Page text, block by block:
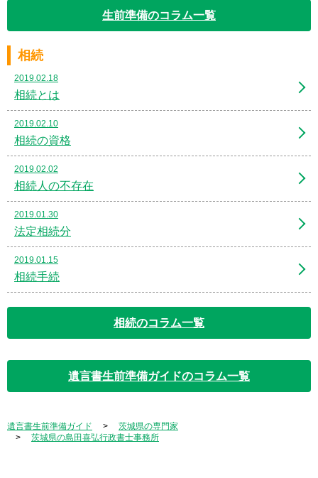
生前準備のコラム一覧
相続
2019.02.18
相続とは
2019.02.10
相続の資格
2019.02.02
相続人の不存在
2019.01.30
法定相続分
2019.01.15
相続手続
相続のコラム一覧
遺言書生前準備ガイドのコラム一覧
遺言書生前準備ガイド
茨城県の専門家
茨城県の島田喜弘行政書士事務所